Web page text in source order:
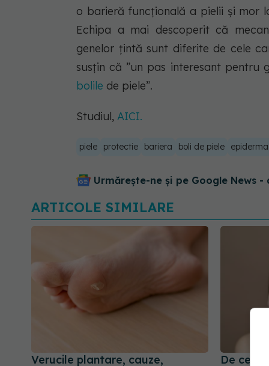
o barieră funcțională a pielii și mor
Echipa a mai descoperit că
genelor țintă sunt diferite de cele
susțin că ”un pas interesant pentru
bolile de piele”.
Studiul, AICI.
piele protectie bariera boli de piele epiderma
Urmărește-ne și pe Google News -
ARTICOLE SIMILARE
Verucile plantare, cauze,
De ce